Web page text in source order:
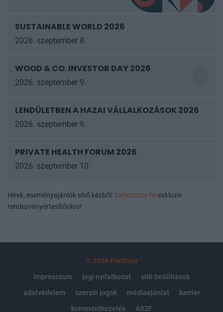
SUSTAINABLE WORLD 2026
2026. szeptember 8.
WOOD & CO. INVESTOR DAY 2026
2026. szeptember 9.
LENDÜLETBEN A HAZAI VÁLLALKOZÁSOK
2026
PRIVATE HEALTH FORUM 2026
Hírek, eseményajánlók első kézből: